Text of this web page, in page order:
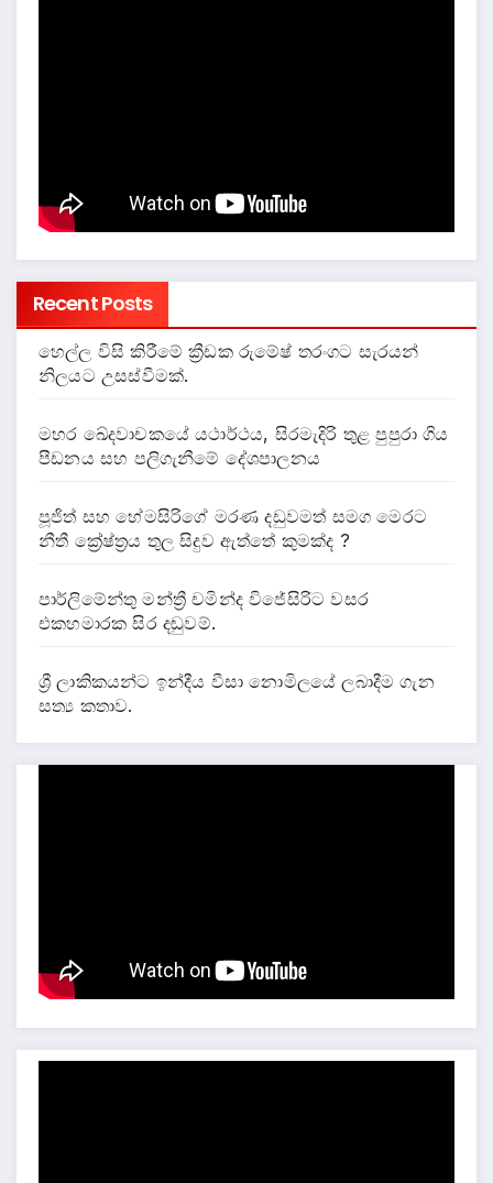
Recent Posts
හෙල්ල විසි කිරීමේ ක්‍රීඩක රුමේෂ් තරංගට සැරයන්
නිලයට උසස්වීමක්.
මහර ඛේදවාචකයේ යථාර්ථය, සිරමැදිරි තුළ පුපුරා ගිය
පීඩනය සහ පලිගැනීමේ දේශපාලනය
පූජිත් සහ හේමසිරිගේ මරණ දඩුවමත් සමග මෙරට
නීතී ක්‍රේෂ්ත්‍රය තුල සිදුව ඇත්තේ කුමක්ද ?
පාර්ලිමේන්තු මන්ත්‍රී චමින්ද විජේසිරිට වසර
එකහමාරක සිර දඬුවම්.
ශ්‍රී ලාකිකයන්ට ඉන්දීය වීසා නොමිලයේ ලබාදීම ගැන
සත්‍ය කතාව.